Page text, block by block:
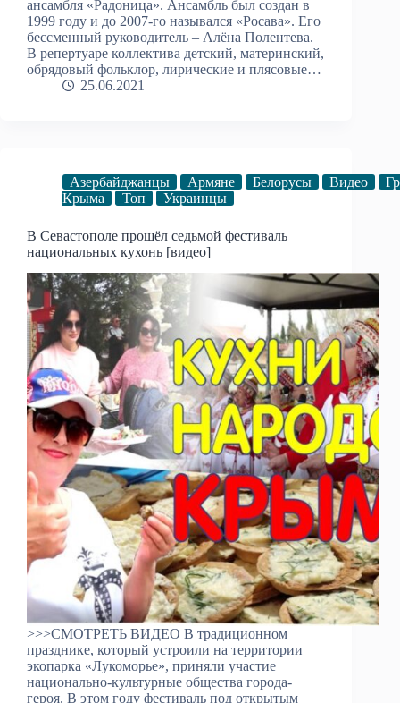
ансамбля «Радоница». Ансамбль был создан в
1999 году и до 2007-го назывался «Росава». Его
бессменный руководитель – Алёна Полентева.
В репертуаре коллектива детский, материнский,
обрядовый фольклор, лирические и плясовые…
25.06.2021
Азербайджанцы Армяне Белорусы Видео
Крыма
Топ Украинцы
В Севастополе прошёл седьмой фестиваль
национальных кухонь [видео]
>>>СМОТРЕТЬ ВИДЕО В традиционном
празднике, который устроили на территории
экопарка «Лукоморье», приняли участие
национально-культурные общества города-
героя. В этом году фестиваль под открытым